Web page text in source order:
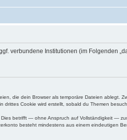
verbundene Institutionen (im Folgenden
die dein Browser als temporäre Dateien ablegt.
drittes Cookie wird erstellt, sobald du Themen
betrifft — ohne Anspruch auf Vollständigkeit —
besteht mindestens aus einem eindeutigen